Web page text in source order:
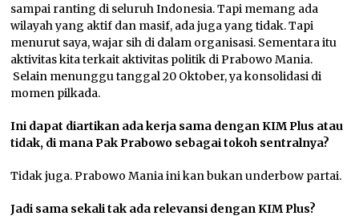
sampai ranting di seluruh Indonesia. Tapi memang ada
wilayah yang aktif dan masif, ada juga yang tidak. Tapi
menurut saya, wajar sih di dalam organisasi. Sementara itu
aktivitas kita terkait aktivitas politik di Prabowo Mania.
Selain menunggu tanggal 20 Oktober, ya konsolidasi di
momen pilkada.
Ini dapat diartikan ada kerja sama dengan KIM Plus atau
tidak, di mana Pak Prabowo sebagai tokoh sentralnya?
Tidak juga. Prabowo Mania ini kan bukan underbow partai.
Jadi sama sekalitak ada relevansi dengan KIM Plus?